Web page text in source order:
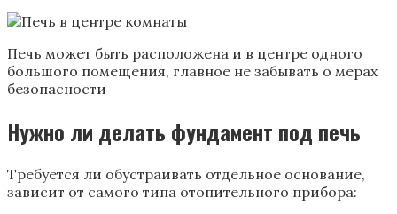
Печь может быть расположена и в центре одного
большого помещения, главное не забывать о мерах
безопасности
Нужно ли делать фундамент под печь
Требуется ли обустраивать отдельное основание,
зависит от самого типа отопительного прибора: